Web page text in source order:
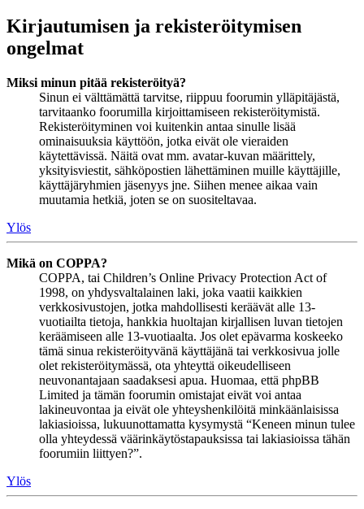
Kirjautumisen ja rekisteröitymisen
ongelmat
Miksi minun pitää rekisteröityä?
Sinun ei välttämättä tarvitse, riippuu foorumin ylläpitäjästä,
tarvitaanko foorumilla kirjoittamiseen rekisteröitymistä.
Rekisteröityminen voi kuitenkin antaa sinulle lisää
ominaisuuksia käyttöön, jotka eivät ole vieraiden
käytettävissä. Näitä ovat mm. avatar-kuvan määrittely,
yksityisviestit, sähköpostien lähettäminen muille käyttäjille,
käyttäjäryhmien jäsenyys jne. Siihen menee aikaa vain
muutamia hetkiä, joten se on suositeltavaa.
Ylös
Mikä on COPPA?
COPPA, tai Children’s Online Privacy Protection Act of
1998, on yhdysvaltalainen laki, joka vaatii kaikkien
verkkosivustojen, jotka mahdollisesti keräävät alle 13-
vuotiailta tietoja, hankkia huoltajan kirjallisen luvan tietojen
keräämiseen alle 13-vuotiaalta. Jos olet epävarma koskeeko
tämä sinua rekisteröityvänä käyttäjänä tai verkkosivua jolle
olet rekisteröitymässä, ota yhteyttä oikeudelliseen
neuvonantajaan saadaksesi apua. Huomaa, että phpBB
Limited ja tämän foorumin omistajat eivät voi antaa
lakineuvontaa ja eivät ole yhteyshenkilöitä minkäänlaisissa
lakiasioissa, lukuunottamatta kysymystä “Keneen minun tulee
olla yhteydessä väärinkäytöstapauksissa tai lakiasioissa tähän
foorumiin liittyen?”.
Ylös